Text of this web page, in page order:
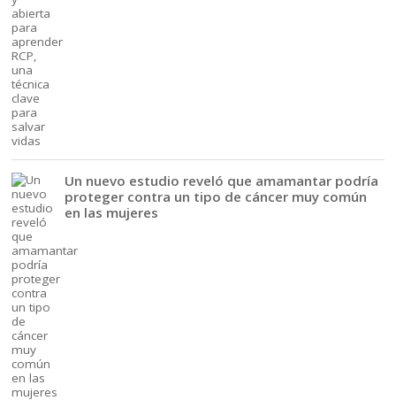
Un nuevo estudio reveló que amamantar podría
proteger contra un tipo de cáncer muy común
en las mujeres